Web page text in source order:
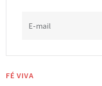
E-mail
FÉ VIVA